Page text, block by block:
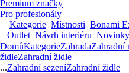
Premium značky
Pro profesionály
Kategorie Místnosti Bonami
Outlet Návrh interiéru Novinky
DomůKategorieZahradaZahradní
židleZahradní židle
...Zahradní sezeníZahradní židle